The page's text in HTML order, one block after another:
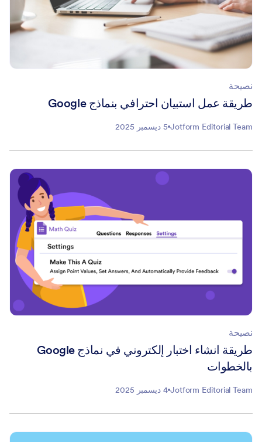
نصيحة
طريقة عمل استبيان احترافي بنماذج Google
Jotform Editorial Team 5 ديسمبر 2025
نصيحة
طريقة انشاء اختبار إلكتروني في نماذج Google
بالخطوات
Jotform Editorial Team 4 ديسمبر 2025